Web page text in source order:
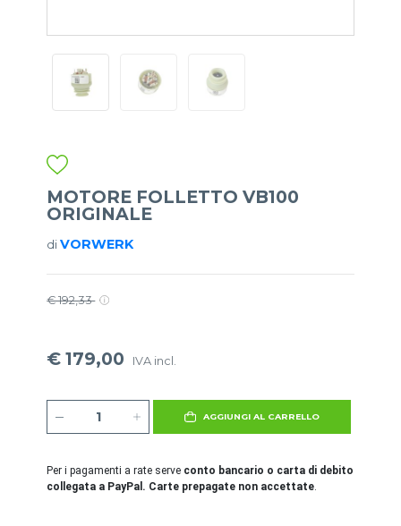
MOTORE FOLLETTO VB100
ORIGINALE
diVORWERK
€ 192,33
€ 179,00 IVA incl.
AGGIUNGI AL CARRELLO
Per i pagamenti a rate serve conto bancario o carta di debito
collegata a PayPal. Carte prepagate non accettate